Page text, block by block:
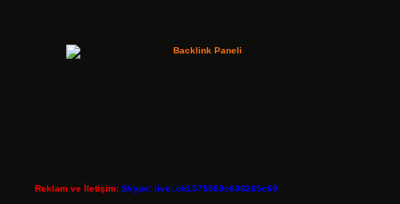
Reklam ve İletişim: Skype: live:.cid.575569c608265c69